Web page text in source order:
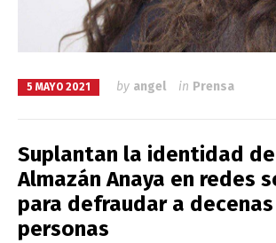
5 MAYO 2021 by angel in Prensa
Suplantan la identidad
Almazán Anaya en redes
para defraudar a
personas